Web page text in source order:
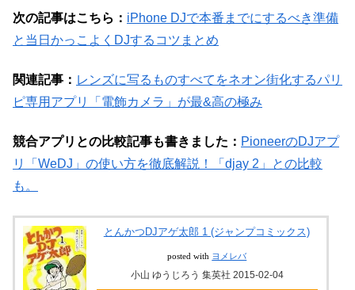
次の記事はこちら： iPhone DJで本番までにするべき準備
と当日かっこよくDJするコツまとめ
関連記事： レンズに写るものすべてをネオン街化するパリ
ピ専用アプリ「電飾カメラ」が最&高の極み
競合アプリとの比較記事も書きました： PioneerのDJアプ
リ「WeDJ」の使い方を徹底解説！「djay 2」との比較
も。
とんかつDJアゲ太郎 1 (ジャンプコミックス)
posted with ヨメレバ
小山 ゆうじろう 集英社 2015-02-04